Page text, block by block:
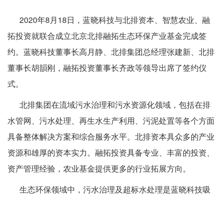
2020年8月18日，蓝晓科技与北排资本、智慧农业、融
拓投资就联合成立北京北排融拓生态环保产业基金完成签
约。蓝晓科技董事长高月静、北排集团总经理张建新、北排
董事长胡韻刚，融拓投资董事长齐政等领导出席了签约仪
式。
北排集团在流域污水治理和污水资源化领域，包括在排
水管网、污水处理、再生水生产利用、污泥处置等各个方面
具备整体解决方案和综合服务水平。北排资本具众多的产业
资源和雄厚的资本实力。融拓投资具备专业、丰富的投资、
资产管理经验，农业基金提供更多的行业拓展方向。
生态环保领域中，污水治理及超标水处理是蓝晓科技吸